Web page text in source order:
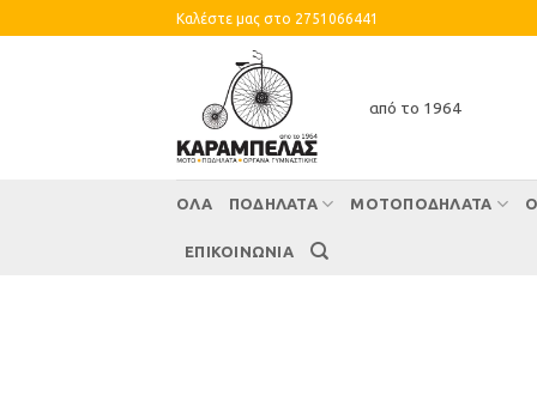
to
Καλέστε μας στο 2751066441
από το 1964
ΌΛΑ ΠΟΔΗΛΑΤΑ ΜΟΤΟΠΟΔΗΛΑΤΑ
ΕΠΙΚΟΙΝΩΝΙΑ